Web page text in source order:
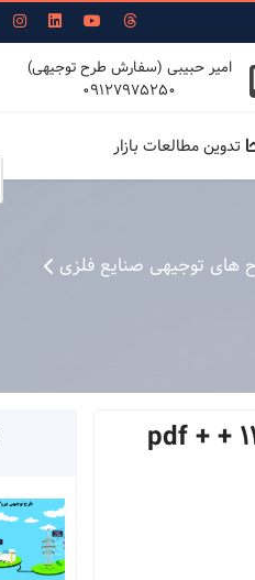
امیر حبیبی (سفارش طرح توجیهی)
09127975250
تدوین مطالعات بازار
های توجیهی صنایع فلزی
طرح توجیهی تولید سوزن دوخت ، سنجاق و كلیپس سال 1400 + pdf +